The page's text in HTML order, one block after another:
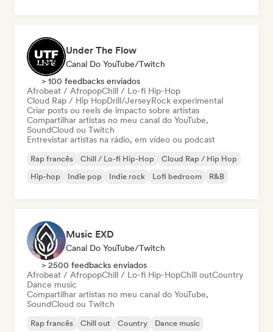
Under The Flow
Canal Do YouTube/Twitch
> 100 feedbacks enviados
Afrobeat / AfropopChill / Lo-fi Hip-Hop
Cloud Rap / Hip HopDrill/JerseyRock experimental
Criar posts ou reels de impacto sobre artistas
Compartilhar artistas no meu canal do YouTube,
SoundCloud ou Twitch
Entrevistar artistas na rádio, em vídeo ou podcast
Rap francês Chill / Lo-fi Hip-Hop
Cloud Rap / Hip Hop
Hip-hop
Indie pop Indie rock Lofi bedroom R&B
Music EXD
Canal Do YouTube/Twitch
> 2500 feedbacks enviados
Afrobeat / AfropopChill / Lo-fi Hip-HopChill outCountry
Dance music
Compartilhar artistas no meu canal do YouTube,
SoundCloud ou Twitch
Rap francês Chill out Country Dance music